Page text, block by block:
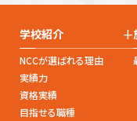
学校紹介 +
NCCが選ばれる理由
実績力
資格実績
目指せる職種